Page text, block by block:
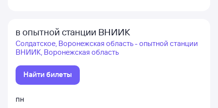
в опытной станции ВНИИК
Солдатское, Воронежская область - опытной станции
ВНИИК, Воронежская область
Найти билеты
пн